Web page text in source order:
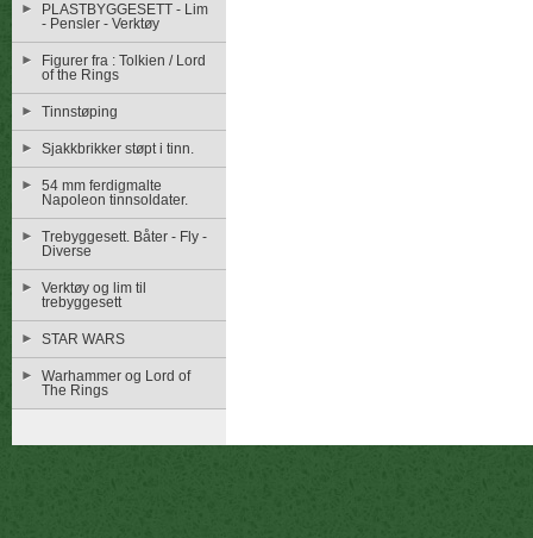
PLASTBYGGESETT - Lim
- Pensler - Verktøy
Figurer fra : Tolkien / Lord
of the Rings
Tinnstøping
Sjakkbrikker støpt i tinn.
54 mm ferdigmalte
Napoleon tinnsoldater.
Trebyggesett. Båter - Fly -
Diverse
Verktøy og lim til
trebyggesett
STAR WARS
Warhammer og Lord of
The Rings